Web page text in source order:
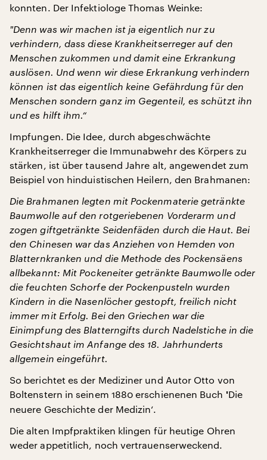
konnten. Der Infektiologe Thomas Weinke:
"Denn was wir machen ist ja eigentlich nur zu
verhindern, dass diese Krankheitserreger auf den
Menschen zukommen und damit eine Erkrankung
auslösen. Und wenn wir diese Erkrankung verhindern
können ist das eigentlich keine Gefährdung für den
Menschen sondern ganz im Gegenteil, es schützt ihn
und es hilft ihm.“
Impfungen. Die Idee, durch abgeschwächte
Krankheitserreger die Immunabwehr des Körpers zu
stärken, ist über tausend Jahre alt, angewendet zum
Beispiel von hinduistischen Heilern, den Brahmanen:
Die Brahmanen legten mit Pockenmaterie getränkte
Baumwolle auf den rotgeriebenen Vorderarm und
zogen giftgetränkte Seidenfäden durch die Haut. Bei
den Chinesen war das Anziehen von Hemden von
Blatternkranken und die Methode des Pockensäens
allbekannt: Mit Pockeneiter getränkte Baumwolle oder
die feuchten Schorfe der Pockenpusteln wurden
Kindern in die Nasenlöcher gestopft, freilich nicht
immer mit Erfolg. Bei den Griechen war die
Einimpfung des Blatterngifts durch Nadelstiche in die
Gesichtshaut im Anfange des 18. Jahrhunderts
allgemein eingeführt.
So berichtet es der Mediziner und Autor Otto von
Boltenstern in seinem 1880 erschienenen Buch 'Die
neuere Geschichte der Medizin‘.
Die alten Impfpraktiken klingen für heutige Ohren
weder appetitlich, noch vertrauenserweckend.